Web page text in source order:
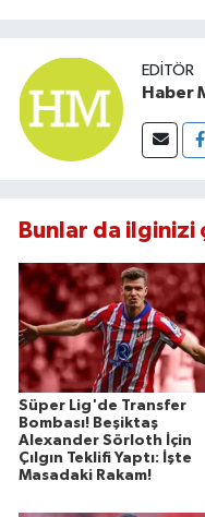
EDITÖR
Haber
Bunlar da ilginizi
Süper Lig'de Transfer
Bombası! Beşiktaş
Alexander Sörloth İçin
Çılgın Teklifi Yaptı: İşte
Masadaki Rakam!